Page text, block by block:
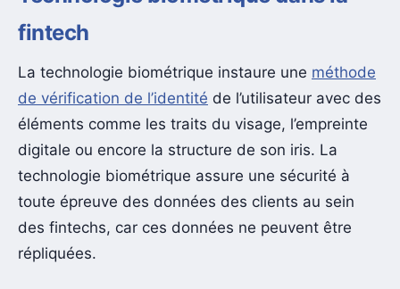
fintech
La technologie biométrique instaure une méthode
de vérification de l’identité de l’utilisateur avec des
éléments comme les traits du visage, l’empreinte
digitale ou encore la structure de son iris. La
technologie biométrique assure une sécurité à
toute épreuve des données des clients au sein
des fintechs, car ces données ne peuvent être
répliquées.